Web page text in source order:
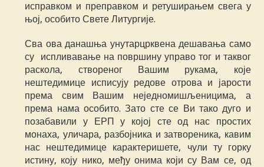
исправком и преправком и ретуширањем свега у
њој, особито Свете Литургије.
Сва ова данашња унутарцрквена дешавања само
су испливавање на површину управо тог и таквог
раскола, створеног Вашим рукама, које
нештедимице исписују редове отрова и јарости
према свим Вашим неједномишљеницима, а
према нама особито. Зато сте се Ви тако дуго и
позабавили у ЕРП у којој сте од нас простих
монаха, уличара, разбојника и затвореника, кавим
нас нештедимице карактеришете, чули ту горку
истину, коју нико, међу онима који су Вам се, од